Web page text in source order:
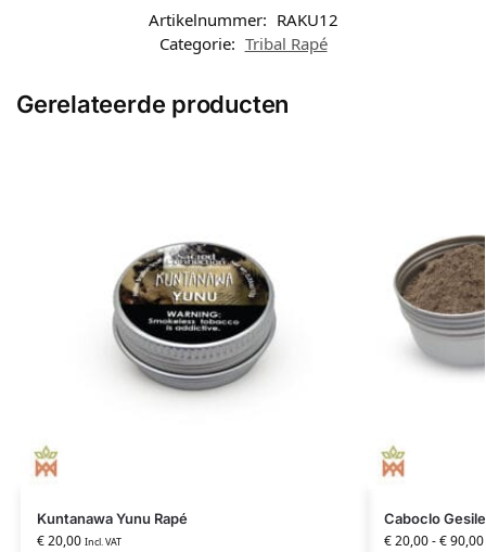
Artikelnummer: RAKU12
Categorie: Tribal Rapé
Gerelateerde producten
Kuntanawa Yunu Rapé
€20,00 Incl. VAT
Caboclo
€20,00-€90,00